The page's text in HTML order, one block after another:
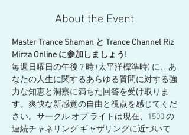
About the Event
Master Trance Shaman と Trance Channel Riz
Mirza Online に参加しましょう!
毎週日曜日の午後 7 時 (太平洋標準時) に、あ
なたの人生に関するあらゆる質問に対する強
力な知恵と洞察に満ちた回答を受け取りま
す。爽快な新感覚の自由と視点を感じてくだ
さい。サークル オブ ライトは現在、1500 の
連続チャネリング ギャザリングに近づいて